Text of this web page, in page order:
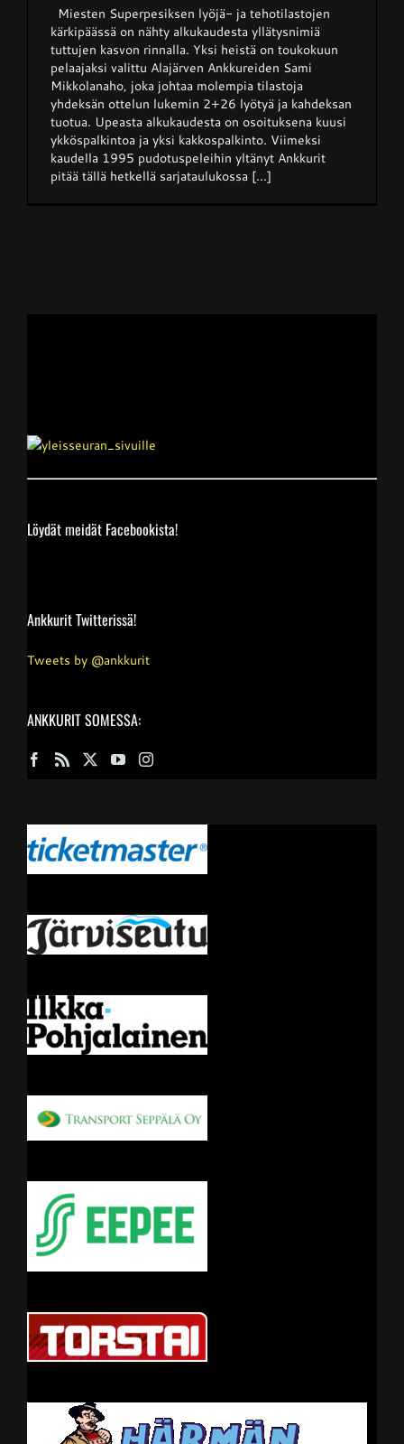
Miesten Superpesiksen lyöjä- ja tehotilastojen
kärkipäässä on nähty alkukaudesta yllätysnimiä
tuttujen kasvon rinnalla. Yksi heistä on toukokuun
pelaajaksi valittu Alajärven Ankkureiden Sami
Mikkolanaho, joka johtaa molempia tilastoja
yhdeksän ottelun lukemin 2+26 lyötyä ja kahdeksan
tuotua. Upeasta alkukaudesta on osoituksena kuusi
ykköspalkintoa ja yksi kakkospalkinto. Viimeksi
kaudella 1995 pudotuspeleihin yltänyt Ankkurit
pitää tällä hetkellä sarjataulukossa [...]
Löydät meidät Facebookista!
Ankkurit Twitterissä!
Tweets by @ankkurit
ANKKURIT SOMESSA: